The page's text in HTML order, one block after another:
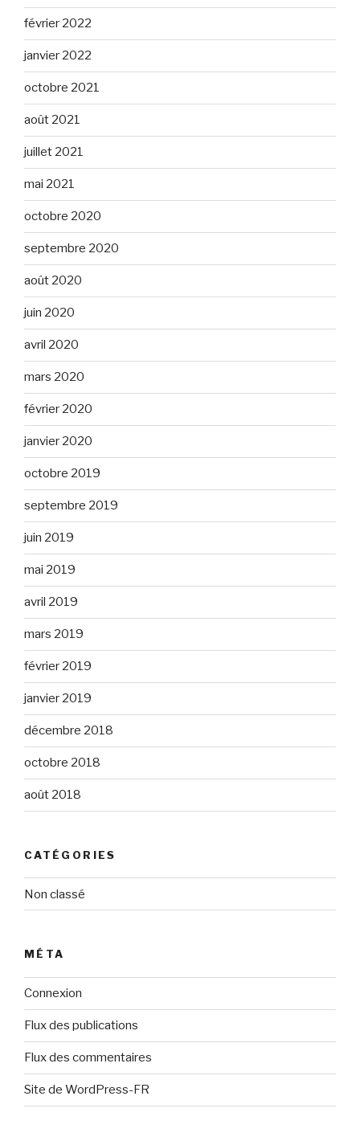
février 2022
janvier 2022
octobre 2021
août 2021
juillet 2021
mai 2021
octobre 2020
septembre 2020
août 2020
juin 2020
avril 2020
mars 2020
février 2020
janvier 2020
octobre 2019
septembre 2019
juin 2019
mai 2019
avril 2019
mars 2019
février 2019
janvier 2019
décembre 2018
octobre 2018
août 2018
CATÉGORIES
Non classé
MÉTA
Connexion
Flux des publications
Flux des commentaires
Site de WordPress-FR